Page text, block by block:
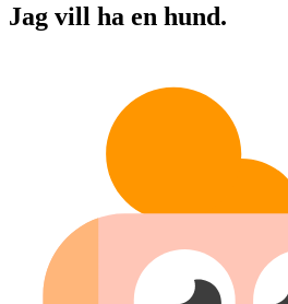
Jag vill ha en hund.